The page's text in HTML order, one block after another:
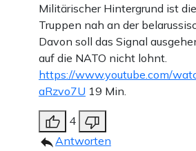
Militärischer Hintergrund ist
Truppen nah an der
Davon soll das Signal
auf die NATO nicht lohnt.
https://www.youtube.com/
aRzvo7U 19 Min.
4
Antworten